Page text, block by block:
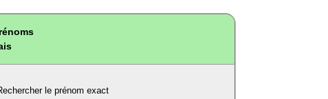
le prénom exact